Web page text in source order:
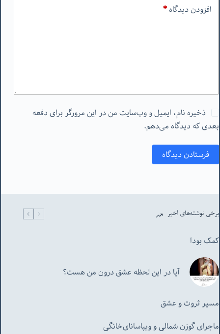
افزودن دیدگاه*
ذخیره نام، ایمیل و وب‌سایت من در این مرورگر برای دفعه
بعدی که دیدگاه می‌دهم.
فرستادن دیدگاه
برخی نوشته‌های اخیر
کمک بودا
آیا در این لحظه عشق درون من هست؟
مسیر ثروت و عشق
ماجرای گوزن شمالی و‌ ویپاسانای‌خانگی